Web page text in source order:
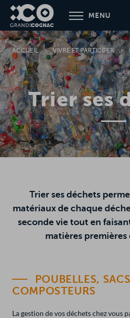
Aller
contenu
principal
MENU
ACCUEIL VIVRE ET PARTICIPER
Trier ses
Trier ses déchets
matériaux de chaque
seconde vie tout en
matières premières
POUBELLES,
COMPOSTEURS
La gestion de vos déchets chez vous